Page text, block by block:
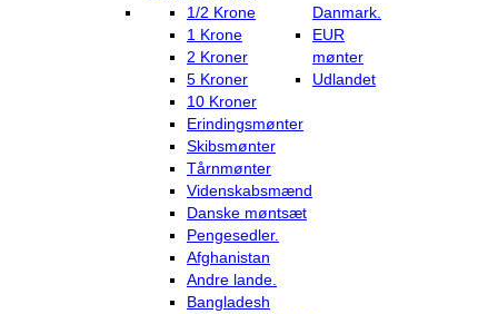
Danmark.
1/2 Krone
1 Krone
2 Kroner
5 Kroner
10 Kroner
Erindingsmønter
Skibsmønter
Tårnmønter
Videnskabsmænd
Danske møntsæt
Pengesedler.
EUR
mønter
Udlandet
Afghanistan
Andre lande.
Bangladesh